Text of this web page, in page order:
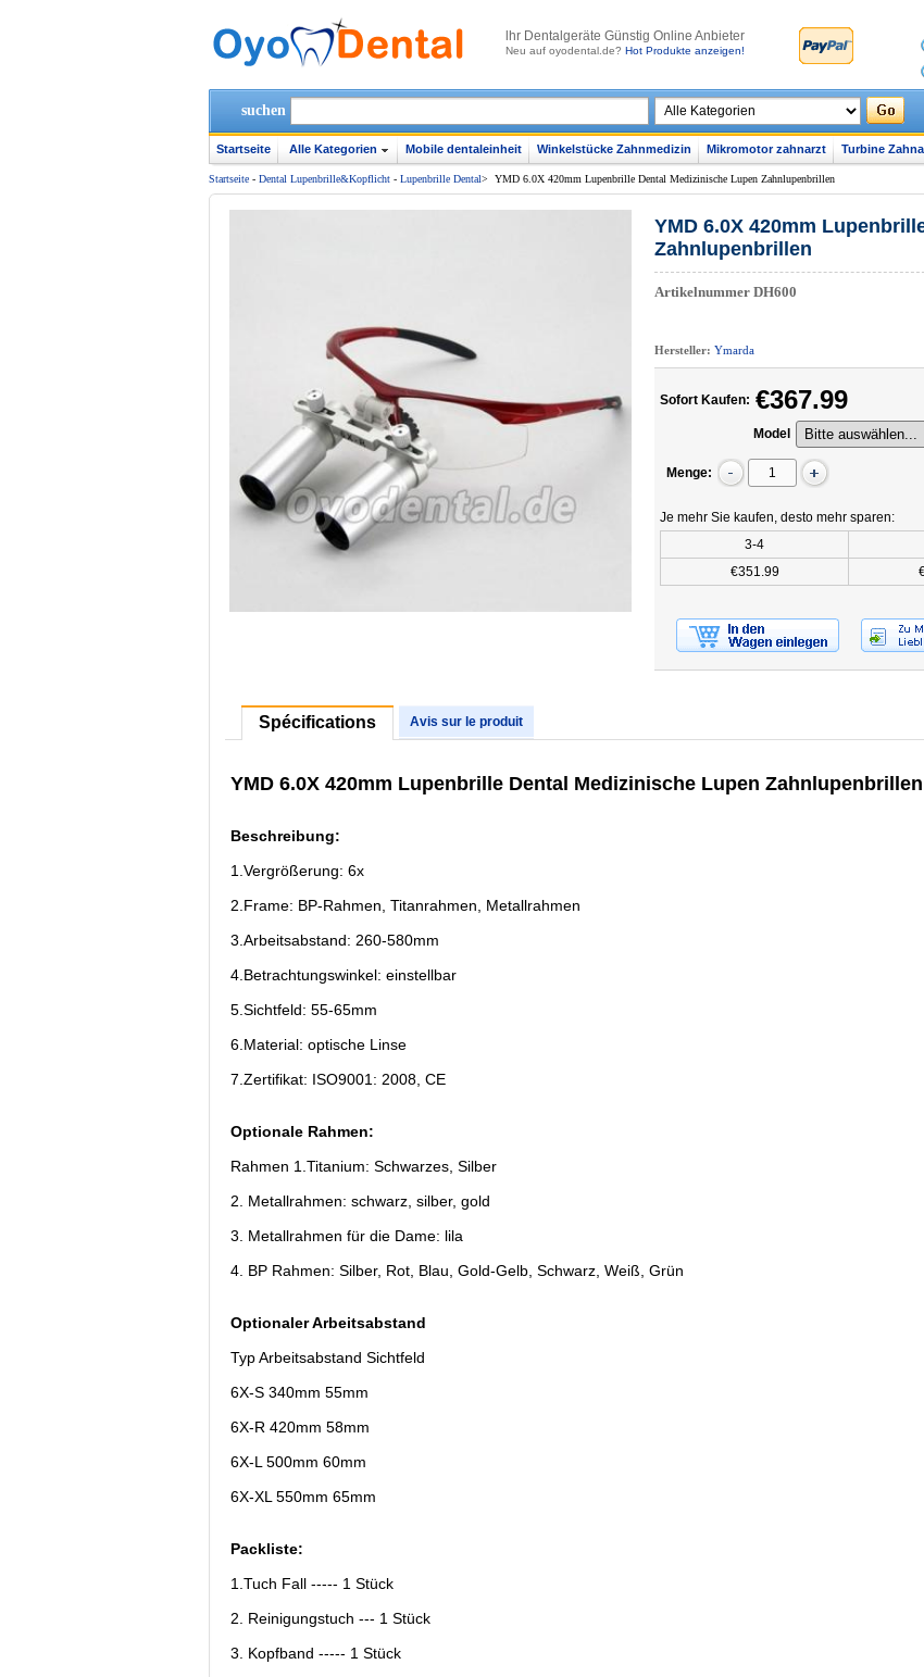
lhr Dentalgeräte Günstig Online Anbieter
Neu auf oyodental.de? Hot Produkte anzeigen!
suchen
Startseite Alle Kategorien Mobile dentaleinheit Winkelstücke Zahnmedizin Mikromotor zahnarzt Turbine
Startseite - Dental Lupenbrille&Kopflicht - Lupenbrille Dental> YMD 6.0X 420mm Lupenbrille Dental Medizinische Lupen Zahnlupenbrillen
YMD 6.0X 420mm
Zahnlupenbrillen
Artikelnummer DH600
Hersteller: Ymarda
Sofort Kaufen: €367.99
Model
Menge:
Je mehr Sie kaufen, desto mehr sparen:
3-4
€351.99
Spécifications Avis sur le produit
YMD 6.0X 420mm Lupenbrille Dental Medizinische Lupen Zahnlupenbrillen
Beschreibung:
1.Vergrößerung: 6x
2.Frame: BP-Rahmen, Titanrahmen, Metallrahmen
3.Arbeitsabstand: 260-580mm
4.Betrachtungswinkel: einstellbar
5.Sichtfeld: 55-65mm
6.Material: optische Linse
7.Zertifikat: ISO9001: 2008, CE
Optionale Rahmen:
Rahmen 1.Titanium: Schwarzes, Silber
2. Metallrahmen: schwarz, silber, gold
3. Metallrahmen für die Dame: lila
4. BP Rahmen: Silber, Rot, Blau, Gold-Gelb, Schwarz, Weiß, Grün
Optionaler Arbeitsabstand
Typ Arbeitsabstand Sichtfeld
6X-S 340mm 55mm
6X-R 420mm 58mm
6X-L 500mm 60mm
6X-XL 550mm 65mm
Packliste:
1.Tuch Fall ----- 1 Stück
2. Reinigungstuch --- 1 Stück
3. Kopfband ----- 1 Stück